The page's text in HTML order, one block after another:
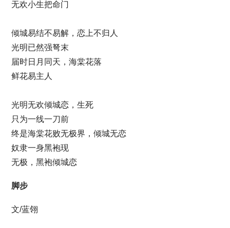
无欢小生把命门
倾城易结不易解，恋上不归人
光明已然强弩末
届时日月同天，海棠花落
鲜花易主人
光明无欢倾城恋，生死
只为一线一刀前
终是海棠花败无极界，倾城无恋
奴隶一身黑袍现
无极，黑袍倾城恋
脚步
文/蓝翎